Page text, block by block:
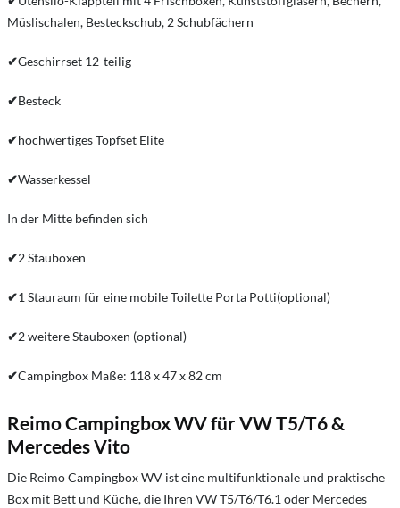
Müslischalen, Besteckschub, 2 Schubfächern
✔Geschirrset 12-teilig
✔Besteck
✔hochwertiges Topfset Elite
✔Wasserkessel
In der Mitte befinden sich
✔2 Stauboxen
✔1 Stauraum für eine mobile Toilette Porta Potti(optional)
✔2 weitere Stauboxen (optional)
✔Campingbox Maße: 118 x 47 x 82 cm
Reimo Campingbox WV für VW T5/T6 &
Mercedes Vito
Die Reimo Campingbox WV ist eine multifunktionale und praktische
Box mit Bett und Küche, die Ihren VW T5/T6/T6.1 oder Mercedes